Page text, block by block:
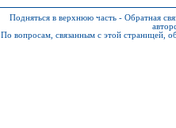
Подняться в верхнюю часть - Обратная
По вопросам, связанным с этой страницей,